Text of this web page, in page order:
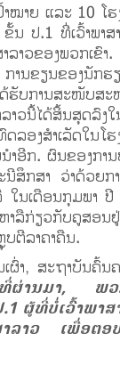
າໝາຍ ແລະ 10
ປ.1 ທີ່ເວົ້າພາສາ
ວຂອງພວກເຂົາ.
ການຂຽນຂອງນັກ
ຮັບການສະໜັບສ
ລາວນີ້ໄດ້ສິ້ນສຸດລົ
ອງສໍາເລັດໃນໂ
ກ. ຜົນຂອງການ
ນີສຶກສາ ວ່າດ້ວຍ
ນເດືອນກຸມພາ ປີ
ກ່ຽວກັບຄູສອນຢູ່
ຕີລາຄາຄືນ.
າ, ສະຖາບັນຄົ້ນ
ຜ່ານມາ, ພວກ
ຜູ້ທີ່ບໍ່ເວົ້າພາ
ລາວ ເພື່ອຕອ